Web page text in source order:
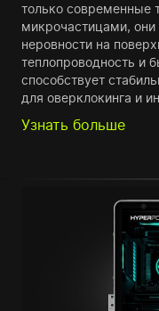
только современные
микрочастицами,
неровности на
теплопроводность и
способствует
для оверклокинга и
Узнать больше